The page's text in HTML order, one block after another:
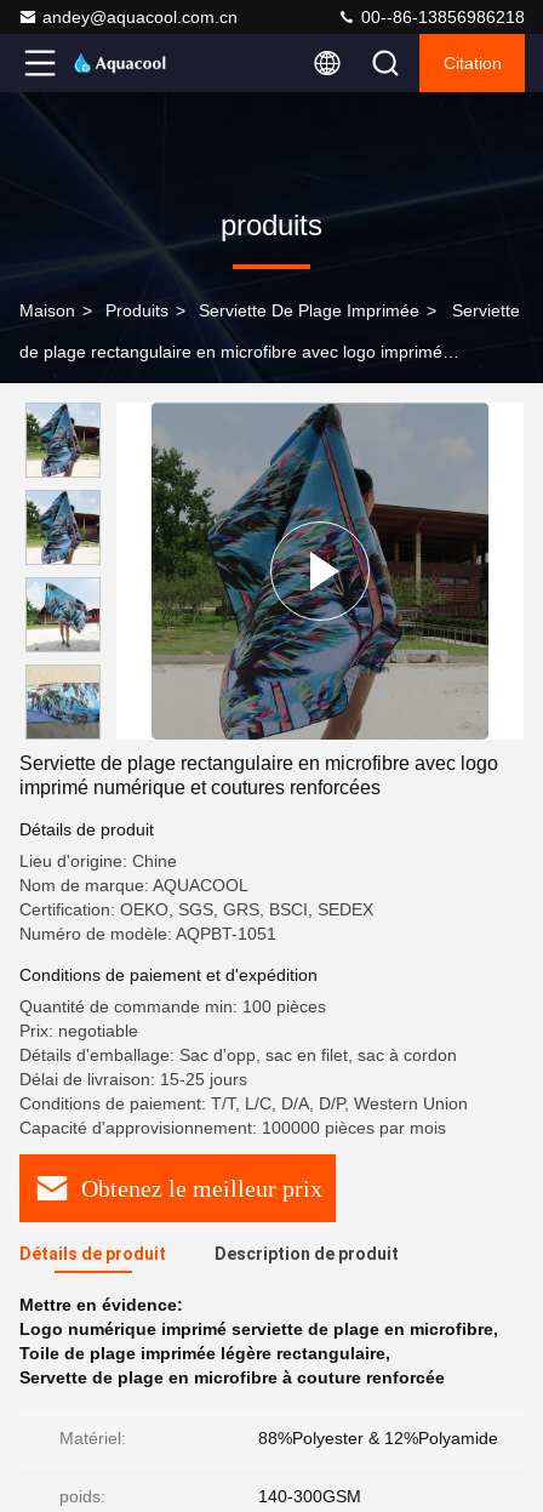
andey@aquacool.com.cn 00--86-13856986218
Citation
produits
Maison > Produits > Serviette De Plage Imprimée > Serviette
de plage rectangulaire en microfibre avec logo imprimé
Serviette de plage rectangulaire en microfibre avec logo
imprimé numérique et coutures renforcées
Détails de produit
Lieu d'origine: Chine
Nom de marque: AQUACOOL
Certification: OEKO, SGS, GRS, BSCI, SEDEX
Numéro de modèle: AQPBT-1051
Conditions de paiement et d'expédition
Quantité de commande min: 100 pièces
Prix: negotiable
Détails d'emballage: Sac d'opp, sac en filet, sac à cordon
Délai de livraison: 15-25 jours
Conditions de paiement: T/T, L/C, D/A, D/P, Western Union
Capacité d'approvisionnement: 100000 pièces par mois
Obtenez le meilleur prix
Détails de produit Description de produit
Mettre en évidence:
Logo numérique imprimé serviette de plage en microfibre,
Toile de plage imprimée légère rectangulaire,
Servette de plage en microfibre à couture renforcée
Matériel: 88%Polyester & 12%Polyamide
poids: 140-300GSM